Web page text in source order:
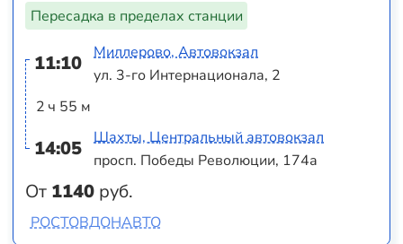
Пересадка в пределах станции
11:10
2 ч 55 м
14:05
От 1140 руб.
Миллерово, Автовокзал
ул. 3-го Интернационала, 2
Шахты, Центральный автовокзал
просп. Победы Революции, 174а
РОСТОВДОНАВТО